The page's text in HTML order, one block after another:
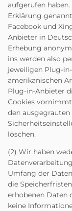
aufgerufen
Erklärung
Facebook und
Anbieter in
Erhebung
ins werden also
jeweiligen Plug-
amerikanischen
Plug-in-Anbieter
Cookies
den
löschen.
(2) Wir haben
Umfang der
die
erhobenen Daten
keine